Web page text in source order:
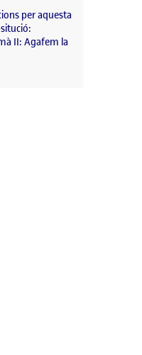
per aquesta
II: Agafem la